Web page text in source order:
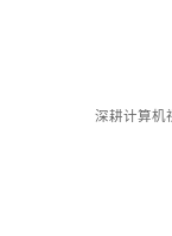
深耕计算机